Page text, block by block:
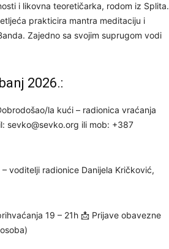
i likovna teoretičarka, rodom iz Splita.
prakticira mantra meditaciju i
Zajedno sa svojim suprugom vodi
2026.:
la kući – radionica vraćanja
sevko@sevko.org ili mob: +387
voditelji radionice Danijela Kričković,
19 – 21h 📩 Prijave obavezne